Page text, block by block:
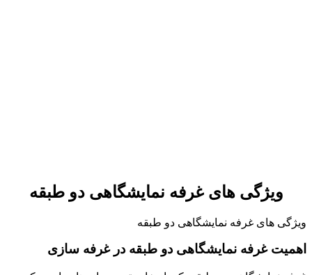
ویژگی های غرفه نمایشگاهی دو طبقه
ویژگی های غرفه نمایشگاهی دو طبقه
اهمیت غرفه نمایشگاهی دو طبقه در غرفه سازی